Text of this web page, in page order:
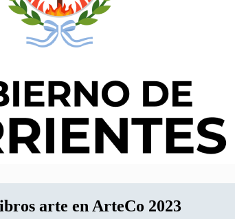
arte en ArteCo 2023